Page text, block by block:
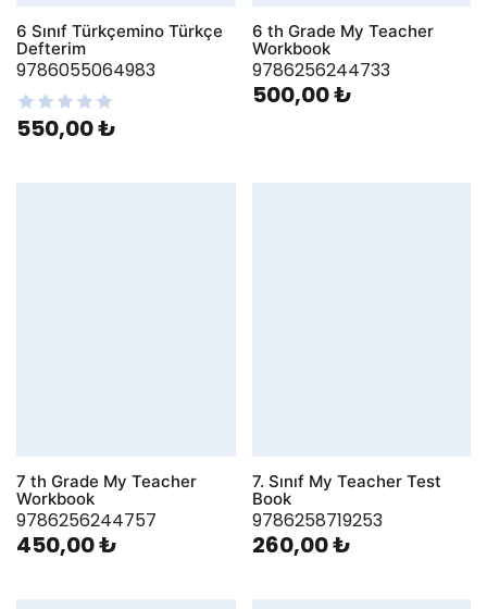
6 Sınıf Türkçemino Türkçe
Defterim
9786055064983
550,00 ₺
6 th Grade My Teacher
Workbook
9786256244733
500,00 ₺
7 th Grade My Teacher
Workbook
9786256244757
450,00 ₺
7. Sınıf My Teacher Test
Book
9786258719253
260,00 ₺